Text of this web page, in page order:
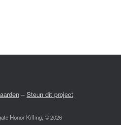
–Steun dit project
Honor Killing, © 2026